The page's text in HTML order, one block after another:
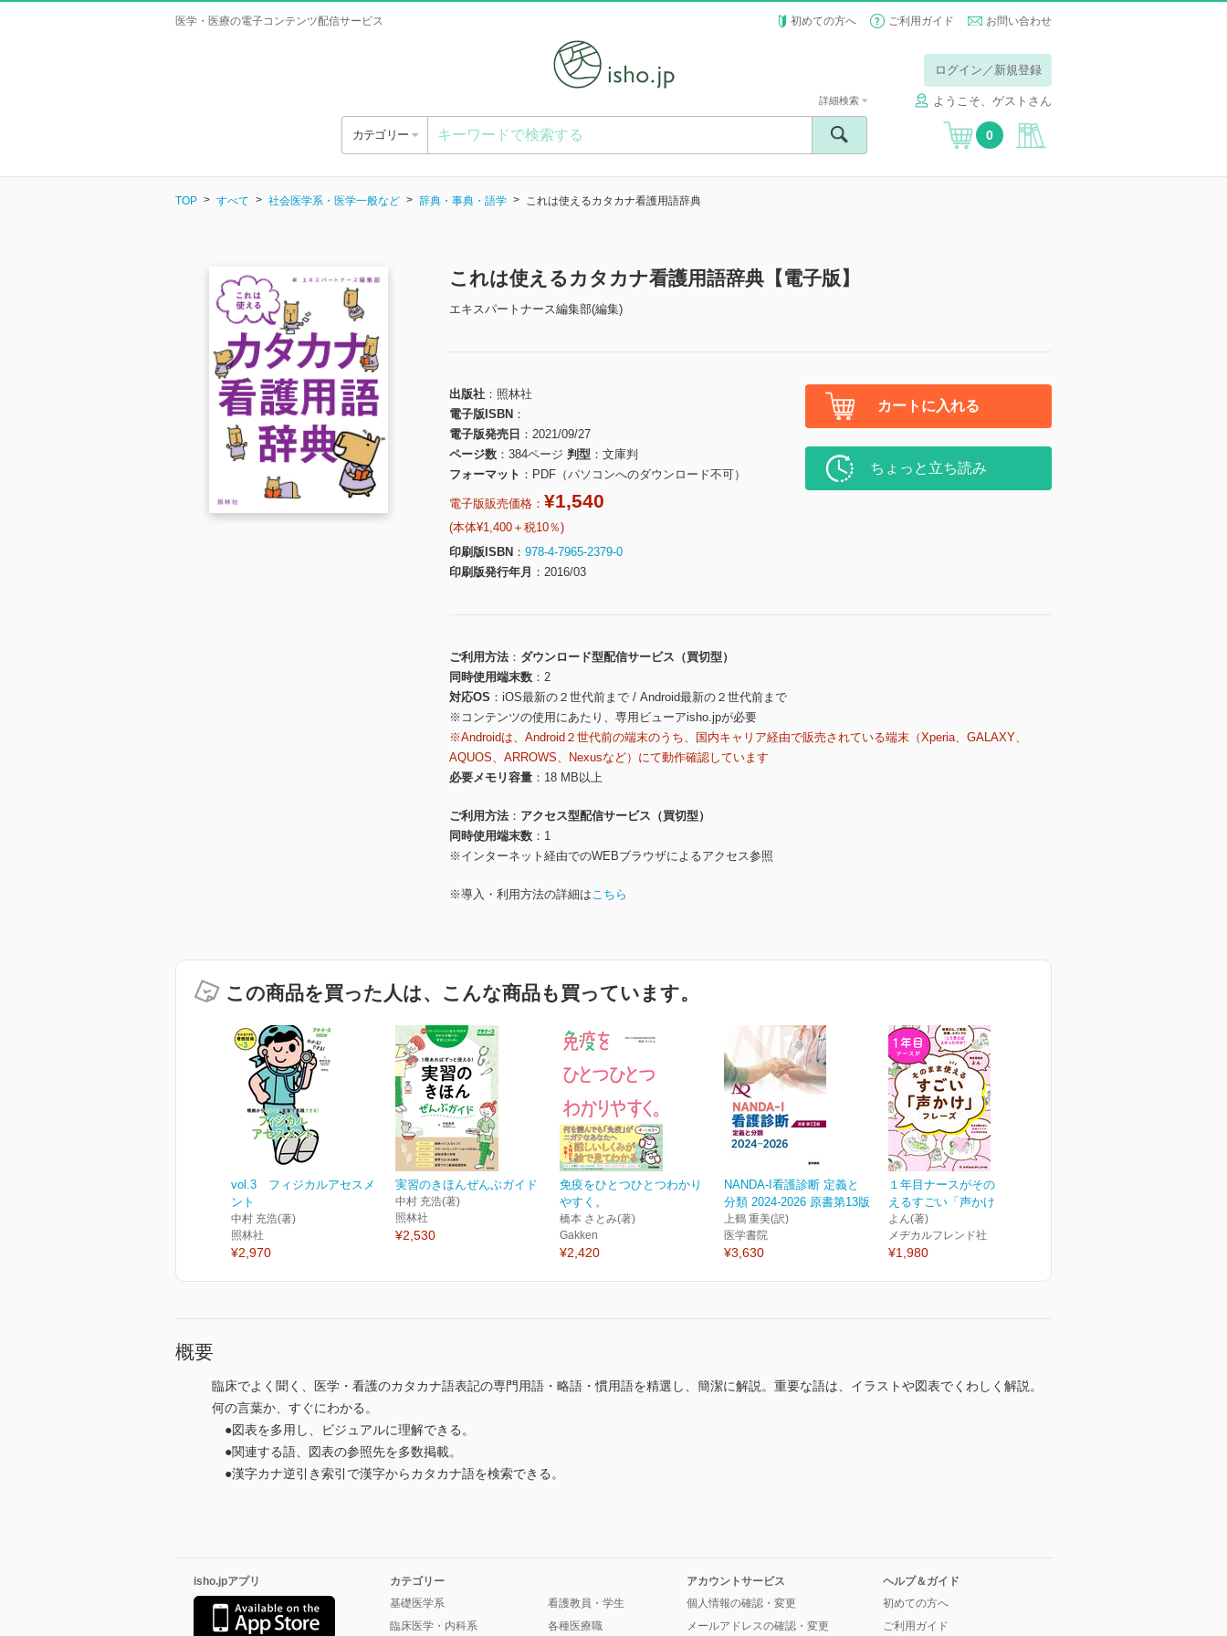
医学・医療の電子コンテンツ配信サービス 初めての方へ ご利用ガイド お問い合わせ
ログイン／新規登録
ようこそ、ゲストさん
カテゴリー
詳細検索
0
TOP すべて 社会医学系・医学一般など 辞典・事典・語学 これは使えるカタカナ看護用語辞典
これは使えるカタカナ看護用語辞典【電子版】
エキスパートナース編集部(編集)
出版社
照林社
電子版ISBN
電子版発売日
2021/09/27
ページ数
384ページ 判型
文庫判
フォーマット
PDF（パソコンへのダウンロード不可）
電子版販売価格： ¥1,540
(本体¥1,400＋税10％)
印刷版ISBN
978-4-7965-2379-0
印刷版発行年月
2016/03
カートに入れる
ちょっと立ち読み
ご利用方法
ダウンロード型配信サービス（買切型）
同時使用端末数
2
対応OS
iOS最新の２世代前まで / Android最新の２世代前まで
※コンテンツの使用にあたり、専用ビューアisho.jpが必要
※Androidは、Android２世代前の端末のうち、国内キャリア経由で販売されている端末（Xperia、GALAXY、
AQUOS、ARROWS、Nexusなど）にて動作確認しています
必要メモリ容量
18 MB以上
ご利用方法
アクセス型配信サービス（買切型）
同時使用端末数
1
※インターネット経由でのWEBブラウザによるアクセス参照
※導入・利用方法の詳細はこちら
この商品を買った人は、こんな商品も買っています。
vol.3 フィジカルアセスメ
ント
中村 充浩(著)
照林社
¥2,970
実習のきほんぜんぶガイド
中村 充浩(著)
照林社
¥2,530
免疫をひとつひとつわかり
やすく。
橋本 さとみ(著)
Gakken
¥2,420
NANDA-I看護診断 定義と
分類 2024-2026 原書第13版
上鶴 重美(訳)
医学書院
¥3,630
１年目ナースがそのまま使
えるすごい「声かけ」フ...
よん(著)
メヂカルフレンド社
¥1,980
概要
臨床でよく聞く、医学・看護のカタカナ語表記の専門用語・略語・慣用語を精選し、簡潔に解説。重要な語は、イラストや図表でくわしく解説。
何の言葉か、すぐにわかる。
●図表を多用し、ビジュアルに理解できる。
●関連する語、図表の参照先を多数掲載。
●漢字カナ逆引き索引で漢字からカタカナ語を検索できる。
isho.jpアプリ
カテゴリー
基礎医学系
臨床医学・内科系
看護教員・学生
各種医療職
アカウントサービス
個人情報の確認・変更
メールアドレスの確認・変更
ヘルプ＆ガイド
初めての方へ
ご利用ガイド